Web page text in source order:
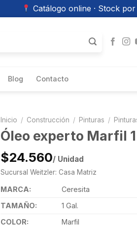
Catálogo online · Stock
Blog Contacto
Inicio / Construcción / Pinturas /
Óleo experto Marfil
$24.560/ Unidad
Sucursal Weitzler: Casa Matriz
MARCA:
Ceresita
TAMAÑO:
1 Gal.
COLOR:
Marfil